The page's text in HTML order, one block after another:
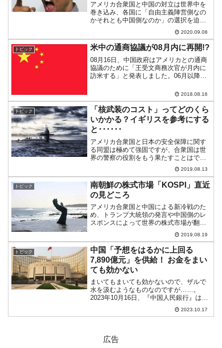
アメリカ合衆国と中国の対立は世界中を
巻き込み、各国に「自由主義陣営側なの
かそれとも中国側なのか」の選択を迫る
結果となっています。インドは国境紛争
で中国ともめていますので、もちろん
「反中国」です。インド政府は中国製ア
プリ118種のサービス停止...
2020.09.08
トピック 米中の通商協議が08月内に再開!?
08月16日、中国政府はアメリカとの通商
協議のために「王受文商務次官が月内に
訪米する」と発表しました。06月以降、
プ大統領はしきりに「中国は交渉のテー
ブルにつくべき」とジャブを放ってきま
したが、やっとこさ...
2018.08.16
トピック
「核武装のコスト」ってどのくら
いかかる？イギリスを参考にする
と･･････
アメリカ合衆国と日本の安全保障に関す
る同盟は極めて強固ですが、合衆国は世
界の警察の役割をもう果たすことはでき
ないと自ら認めています。そのため、日
本も独自に「敵国から攻められないよう
な最低限の装備」を有する必要がありま
す。原子力潜水艦4隻のロ...
2019.08.13
トピック
南朝鮮の株式市場「KOSPI」直近
の見どころ
アメリカ合衆国と中国による新冷戦のた
め、トランプ大統領の発言や中国側のレ
スポンスによって世界の株式市場が翻弄
される状況となっています。日韓対立に
よって危機が伝えられる韓国の株式市場
ですが、現在はどのような推移になって
いるのでしょうか。韓国株...
2019.08.19
トピック
中国「予想をはるかに上回る
7,890億元」を供給！ お金をまい
ても効かない
まいてもまいても効かないので、ザルで
水を汲むようなものなのですが……。
2023年10月16日、『中国人民銀行』は、
市中銀行に対して市中銀行に短期資金を
融通する1年物中期貸出制度（MLF）金利
2023.10.17
広告